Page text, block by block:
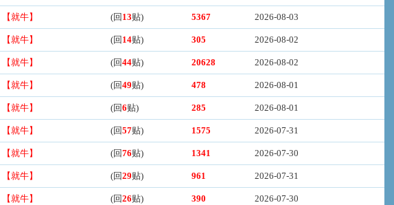
【就牛】 (回 13贴) 5367 2026-08-03
【就牛】 (回 14贴) 305 2026-08-02
【就牛】 (回44贴) 20628 2026-08-02
【就牛】 (回49贴) 478 2026-08-01
【就牛】 (回6贴) 285 2026-08-01
【就牛】 (回57贴) 1575 2026-07-31
【就牛】 (回76贴) 1341 2026-07-30
【就牛】 (回29贴) 961 2026-07-31
【就牛】 (回26贴) 390 2026-07-30